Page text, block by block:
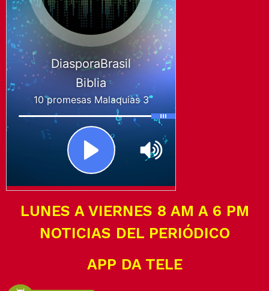
LUNES A VIERNES 8 AM A 6 PM
NOTICIAS DEL PERIÓDICO
APP DA TELE